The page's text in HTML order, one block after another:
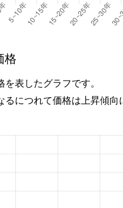
格
表したグラフです。
るにつれて価格は上昇傾向